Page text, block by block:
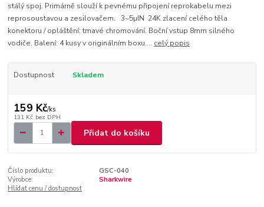
stálý spoj. Primárně slouží k pevnému připojení reprokabelu mezi
reprosoustavou a zesilovačem. 3~5µIN 24K zlacení celého těla
konektoru / opláštění: tmavé chromování. Boční vstup 8mm silného
vodiče. Balení: 4 kusy v originálním boxu.... celý popis
Dostupnost Skladem
159 Kč/ks
131 Kč bez DPH
Přidat do košíku
Číslo produktu:
GSC-040
Výrobce:
Sharkwire
Hlídat cenu / dostupnost